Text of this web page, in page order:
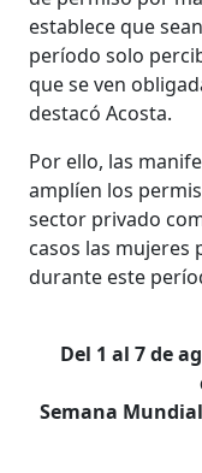
establece que
período solo
que se ven
destacó Acosta.
Por ello, las
amplíen los
sector privado
casos las mujeres
durante este
Del 1 al 7 de
Semana